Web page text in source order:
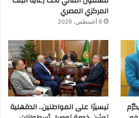
المركزي المصري
6 أغسطس، 2026
تيسيرًا على المواطنين.. الدقهلية